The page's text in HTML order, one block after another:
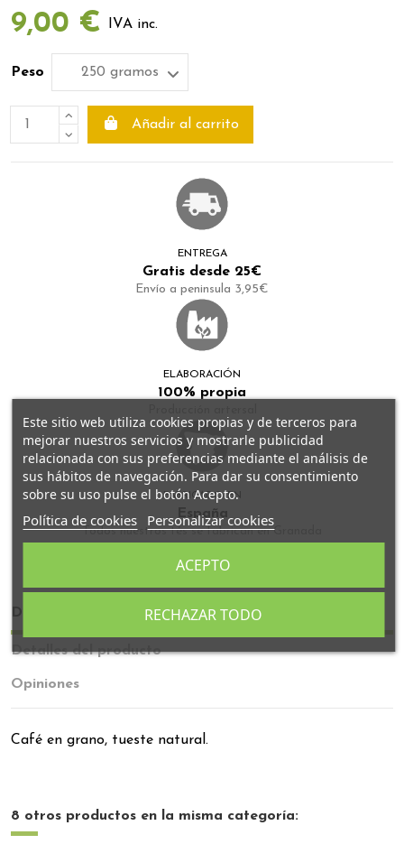
9,00 € IVA inc.
Peso
Añadir al carrito
ENTREGA
Gratis desde 25€
Envío a peninsula 3,95€
ELABORACIÓN
100% propia
FABRICADO EN
España
Todos nuestros tés se fabrican en Granada
Descripción
Detalles del producto
Opiniones
Café en grano, tueste natural.
8 otros productos en la misma categoría:
Este sitio web utiliza cookies propias y de terceros para
mejorar nuestros servicios y mostrarle publicidad
relacionada con sus preferencias mediante el análisis de
sus hábitos de navegación. Para dar su consentimiento
sobre su uso pulse el botón Acepto.
Política de cookies Personalizar cookies
RECHAZAR TODO
ACEPTO